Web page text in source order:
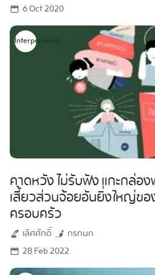
6 Oct 2020
Interpersonal
คาดหวัง ไม่รับฟัง แกะกล่อ
เสี้ยวส่วนจ้อยอันยิ่งใหญ่ขอ
ครอบครัว
เลิศศักดิ์
กรกนก
28 Feb 2022